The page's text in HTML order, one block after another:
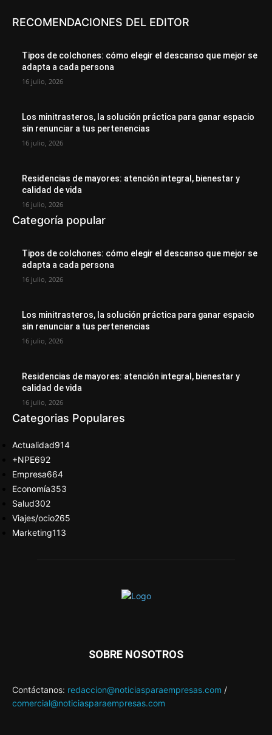
RECOMENDACIONES DEL EDITOR
Tipos de colchones: cómo elegir el descanso que mejor se
adapta a cada persona
16 julio, 2026
Los minitrasteros, la solución práctica para ganar espacio
sin renunciar a tus pertenencias
16 julio, 2026
Residencias de mayores: atención integral, bienestar y
calidad de vida
16 julio, 2026
Categoría popular
Tipos de colchones: cómo elegir el descanso que mejor se
adapta a cada persona
16 julio, 2026
Los minitrasteros, la solución práctica para ganar espacio
sin renunciar a tus pertenencias
16 julio, 2026
Residencias de mayores: atención integral, bienestar y
calidad de vida
16 julio, 2026
Categorias Populares
Actualidad914
+NPE692
Empresa664
Economía353
Salud302
Viajes/ocio265
Marketing113
SOBRE NOSOTROS
Contáctanos: redaccion@noticiasparaempresas.com /
comercial@noticiasparaempresas.com